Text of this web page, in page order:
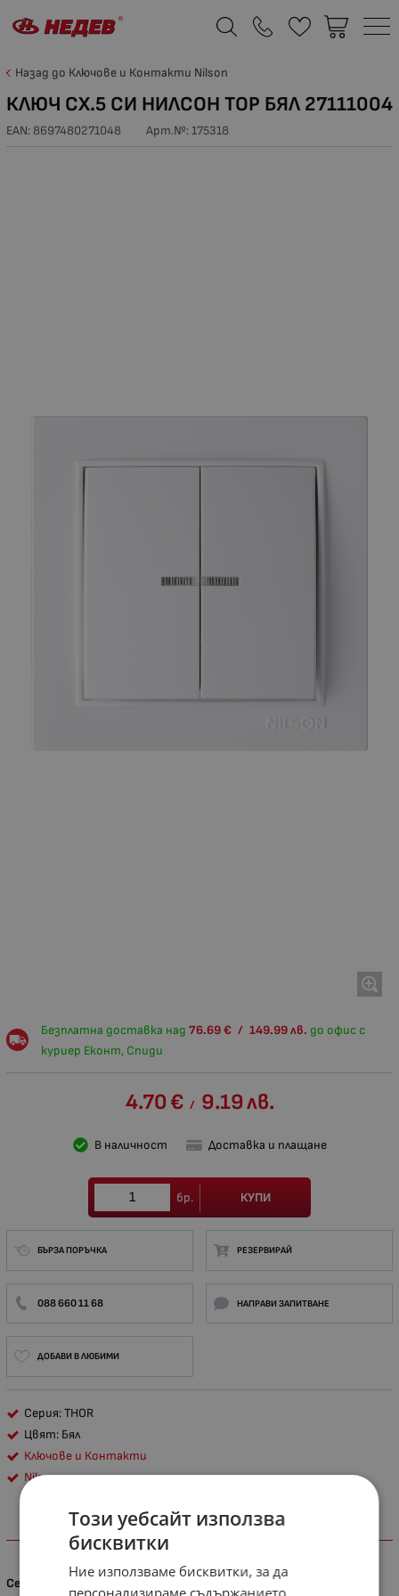
Назад до Ключове и Контакти Nilson
КЛЮЧ СХ.5 СИ НИЛСОН ТОР БЯЛ 27111004
EAN: 8697480271048 Арт.№:175318
Безплатна доставка над 76.69 € / 149.99 лв. до офис с
куриер Еконт, Спиди
4.70 € / 9.19лв.
В наличност Доставка и плащане
бр. КУПИ
БЪРЗА ПОРЪЧКА РЕЗЕРВИРАЙ
088 660 11 68 НАПРАВИ ЗАПИТВАНЕ
ДОБАВИ В ЛЮБИМИ
Серия: THOR
Цвят: Бял
Ключове и Контакти
Nilson
ХАРАКТЕРИСТИКИ
Серия
Този уебсайт използва
бисквитки
Ние използваме бисквитки, за да
персонализираме съдържанието,